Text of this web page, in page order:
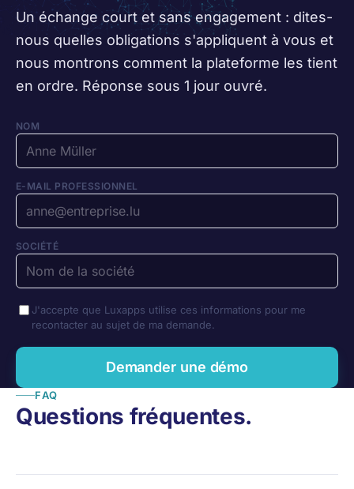
Un échange court et sans engagement : dites-
nous quelles obligations s'appliquent à vous et
nous montrons comment la plateforme les tient
en ordre. Réponse sous 1 jour ouvré.
NOM
E-MAIL PROFESSIONNEL
SOCIÉTÉ
J'accepte que Luxapps utilise ces informations pour me
recontacter au sujet de ma demande.
Demander une démo
FAQ
Questions fréquentes.